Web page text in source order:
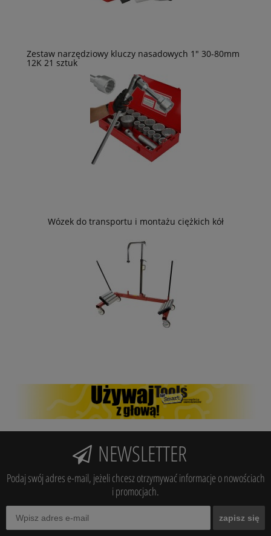
Zestaw narzędziowy kluczy nasadowych 1" 30-80mm
12K 21 sztuk
Wózek do transportu i montażu ciężkich kół
NEWSLETTER
Podaj swój adres e-mail, jeżeli chcesz otrzymywać informacje o nowościach
i promocjach.
zapisz się